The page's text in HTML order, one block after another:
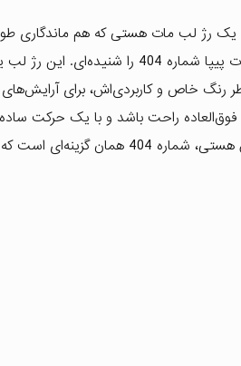
یک رژ لب مات هستی که هم ماندگاری
باشد و هم ظاهر لب‌ها را صاف، شیک و مخملی نشان بدهد، پس حتماً نام رژ لب مدادی مات پیپا شماره 404
رنگ خاص و کاربردی‌اش، برای آرایش‌های
راحت باشد و با یک حرکت
کاملاً یکدست و حرفه‌ای روی لب‌ها بنشیند. اگر به‌دنبال یک رژ مات مدرن، نرم و بدون ریزش